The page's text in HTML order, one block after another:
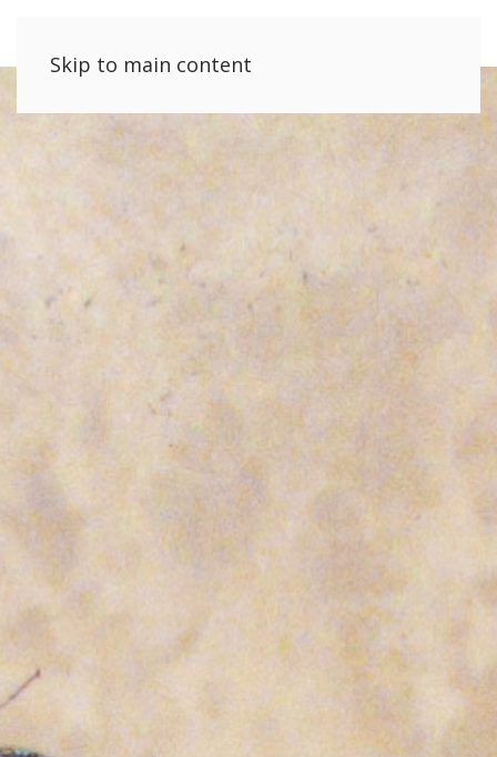
Skip to main content